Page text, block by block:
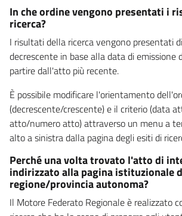
In che ordine vengono presentati i
ricerca?
I risultati della ricerca vengono presentati
decrescente in base alla data di emissione
partire dall'atto più recente.
È possibile modificare l'orientamento
(decrescente/crescente) e il criterio (data
atto/numero atto) attraverso un menu a
alto a sinistra dalla pagina degli esiti di
Perché una volta trovato l'atto di
indirizzato alla pagina istituzionale
regione/provincia autonoma?
Il Motore Federato Regionale è realizzato